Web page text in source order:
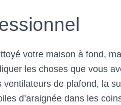
votre maison à fond,
les choses que vous
de plafond, la
d’araignée dans les